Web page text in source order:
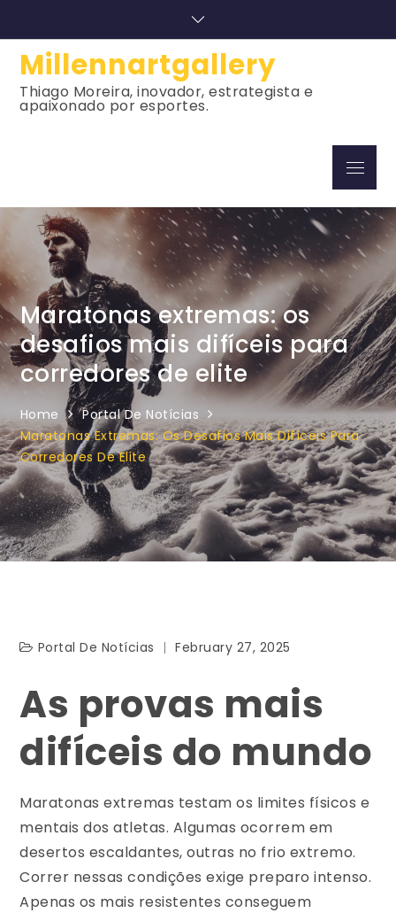
content
Millennartgallery
Thiago Moreira, inovador, estrategista e
apaixonado por esportes.
Menu
Maratonas extremas: os
desafios mais difíceis para
corredores de elite
Home
Portal De Notícias
Maratonas Extremas: Os Desafios Mais Difíceis Para
Corredores De Elite
Portal De Notícias February 27, 2025
As provas mais
difíceis do mundo
Maratonas extremas testam os limites físicos e
mentais dos atletas. Algumas ocorrem em
desertos escaldantes, outras no frio extremo.
Correr nessas condições exige preparo intenso.
Apenas os mais resistentes conseguem